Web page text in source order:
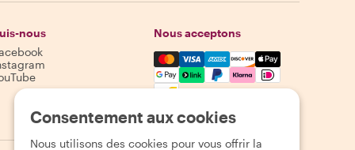
nous
Nous acceptons
Mastercard, Visa, Amex,
Consentement aux cookies
Nous utilisons des cookies pour vous offrir la